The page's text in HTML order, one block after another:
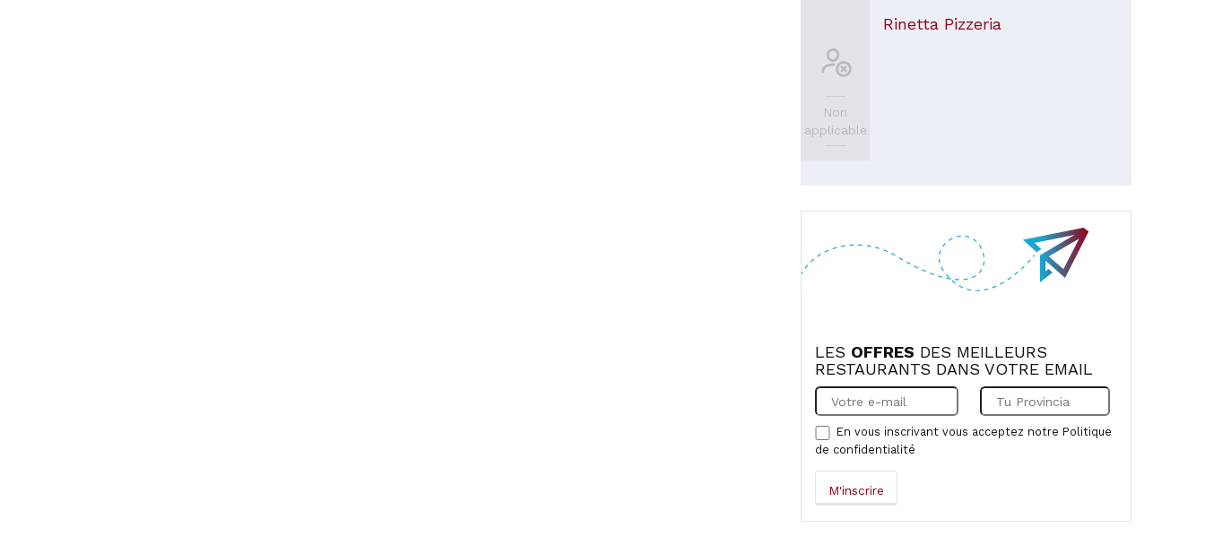
Non
applicable
Rinetta Pizzeria
LES OFFRES DES MEILLEURS
RESTAURANTS DANS VOTRE EMAIL
En vous inscrivant vous acceptez notre Politique
de confidentialité